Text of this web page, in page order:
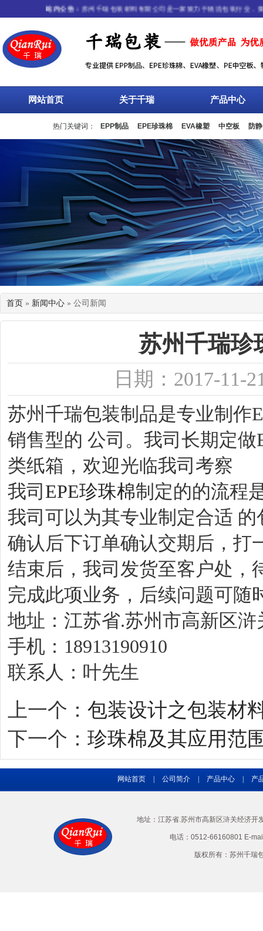
站内公告：苏州千瑞包装材料有限公司是一家致力于物流包装行业，集
网站首页 关于千瑞 产品中心
热门关键词： EPP制品 EPE珍珠棉 EVA橡塑 中空板 防
周转箱 塑料托盘 围板箱 复合包装
首页 » 新闻中心 » 公司新闻
苏州千瑞珍
日期：2017-11-
苏州千瑞包装制品是专业制作
销售型的 公司。我司长期定
类纸箱，欢迎光临我司考察
我司 EPE珍珠棉制定的的流程
我司可以为其专业制定合适
确认后下订单确认交期后，打
结束后，我司发货至客户处，
完成此项业务，后续问题可随
地址：江苏省.苏州市高新区
手机：18913190910
联系人：叶先生
上一个： 包装设计之包装材
下一个： 珍珠棉及其应用范
网站首页 公司简介 产品中心 产
地址：江苏省.苏州市高新区浒关经济
电话：0512-66160801 E-
版权所有：苏州千瑞